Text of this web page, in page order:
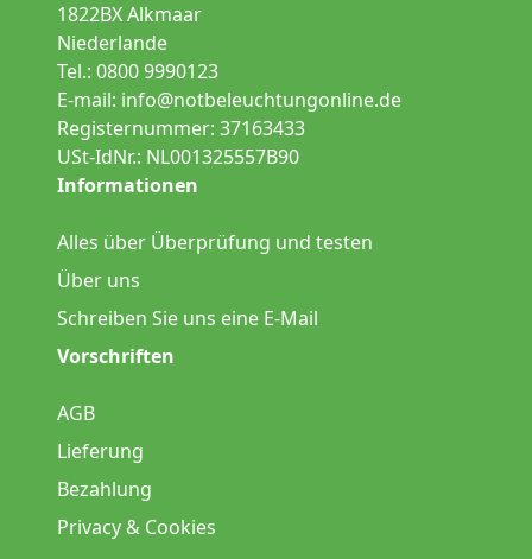
1822BX Alkmaar
Niederlande
Tel.: 0800 9990123
E-mail: info@notbeleuchtungonline.de
Registernummer: 37163433
USt-IdNr.: NL001325557B90
Informationen
Alles über Überprüfung und testen
Über uns
Schreiben Sie uns eine E-Mail
Vorschriften
AGB
Lieferung
Bezahlung
Privacy & Cookies